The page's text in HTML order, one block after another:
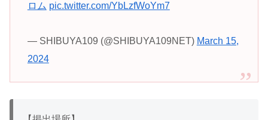
ロム pic.twitter.com/YbLzfWoYm7
— SHIBUYA109 (@SHIBUYA109NET) March 15,
2024